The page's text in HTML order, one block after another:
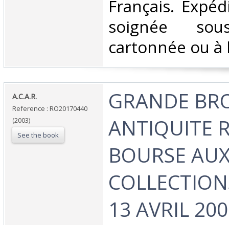
Français.
soignée
cartonnée ou à
‎A.C.A.R.‎
Reference : RO20170440
(2003)
See the book
‎GRANDE
ANTIQUITE
BOURSE
13 AVRIL